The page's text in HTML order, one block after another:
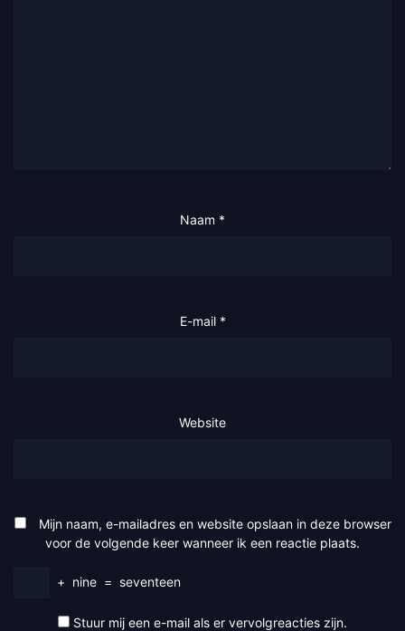
Naam *
E-mail *
Website
Mijn naam, e-mailadres en website opslaan in deze browser
voor de volgende keer wanneer ik een reactie plaats.
+ nine = seventeen
Stuur mij een e-mail als er vervolgreacties zijn.